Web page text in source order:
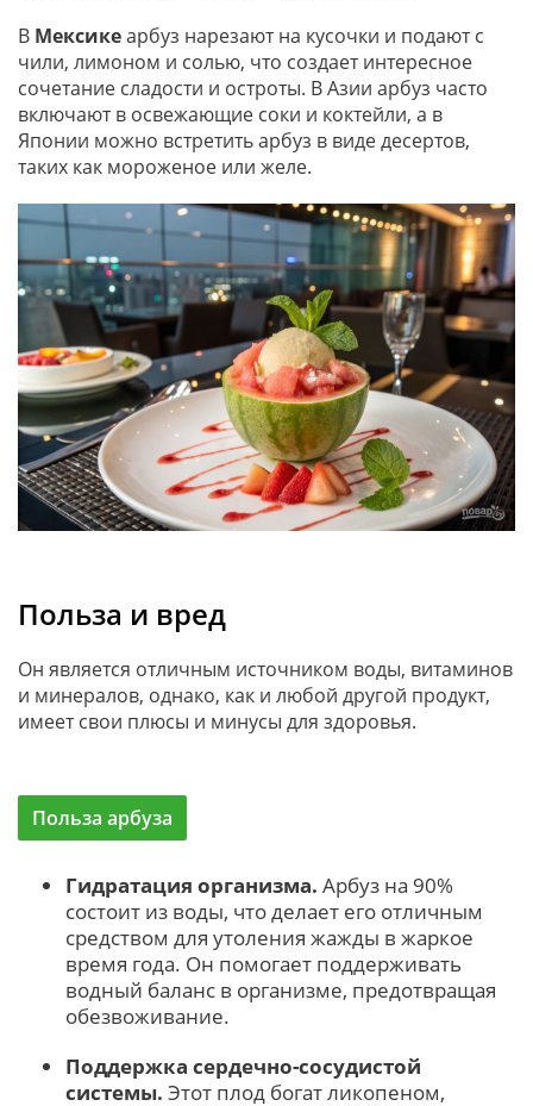
В Мексикеарбуз нарезают на кусочки и подают с
чили, лимоном и солью, что создает интересное
сочетание сладости и остроты. В Азии арбуз часто
включают в освежающие соки и коктейли, а в
Японии можно встретить арбуз в виде десертов,
таких как мороженое или желе.
Польза и вред
Он является отличным источником воды, витаминов
и минералов, однако, как и любой другой продукт,
имеет свои плюсы и минусы для здоровья.
Польза арбуза
Гидратация организма. Арбуз на 90%
состоит из воды, что делает его отличным
средством для утоления жажды в жаркое
время года. Он помогает поддерживать
водный баланс в организме, предотвращая
обезвоживание.
Поддержка сердечно-сосудистой
системы. Этот плод богат ликопеном,